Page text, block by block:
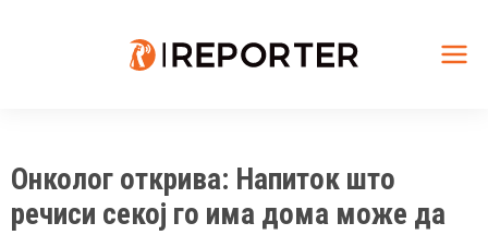
Онколог открива: Напиток што
речиси секој го има дома може да